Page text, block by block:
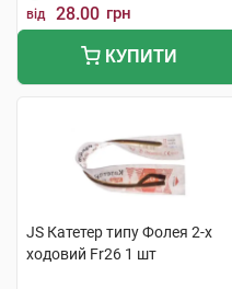
від 28.00 грн
КУПИТИ
JS Катетер типу Фолея 2-х
ходовий Fr26 1 шт